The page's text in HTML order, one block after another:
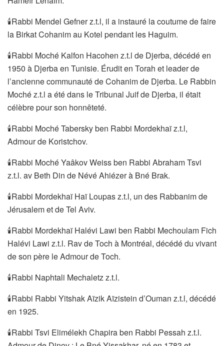
🕯Rabbi Mendel Gefner z.t.l, il a instauré la coutume de faire
la Birkat Cohanim au Kotel pendant les Haguim.
🕯Rabbi Moché Kalfon Hacohen z.t.l de Djerba, décédé en
1950 à Djerba en Tunisie. Érudit en Torah et leader de
l’ancienne communauté de Cohanim de Djerba. Le Rabbin
Moché z.t.l a été dans le Tribunal Juif de Djerba, il était
célèbre pour son honnêteté.
🕯Rabbi Moché Tabersky ben Rabbi Mordekhaï z.t.l,
Admour de Koristchov.
🕯Rabbi Moché Yaâkov Weiss ben Rabbi Abraham Tsvi
z.t.l. av Beth Din de Névé Ahiézer à Bné Brak.
🕯Rabbi Mordekhaï Haï Loupas z.t.l, un des Rabbanim de
Jérusalem et de Tel Aviv.
🕯Rabbi Mordekhaï Halévi Lawi ben Rabbi Mechoulam Fich
Halévi Lawi z.t.l. Rav de Toch à Montréal, décédé du vivant
de son père le Admour de Toch.
🕯Rabbi Naphtali Mechaletz z.t.l.
🕯Rabbi Rabbi Yitshak Aïzik Aïzistein d’Ouman z.t.l, décédé
en 1925.
🕯Rabbi Tsvi Elimélekh Chapira ben Rabbi Pessah z.t.l.